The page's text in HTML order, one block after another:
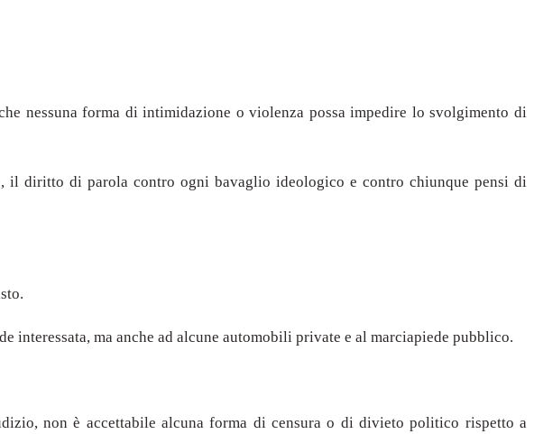
nessuna forma di intimidazione o violenza possa impedire lo svolgimento di
il diritto di parola contro ogni bavaglio ideologico e contro chiunque pensi di
ma anche ad alcune automobili private e al marciapiede pubblico.
non è accettabile alcuna forma di censura o di divieto politico rispetto a